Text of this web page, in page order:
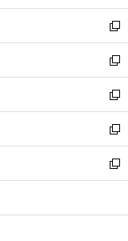
開
く
ウ
で
開
く
ン
ド
ウ
で
開
く
ウ
ィ
ン
ド
ウ
で
開
く
新
し
い
ウ
ィ
ン
ド
ウ
で
開
新
し
い
ウ
ィ
ン
ド
ウ
開
新
し
い
ウ
ィ
ン
ウ
新
し
い
ウ
ン
新
し
ウ